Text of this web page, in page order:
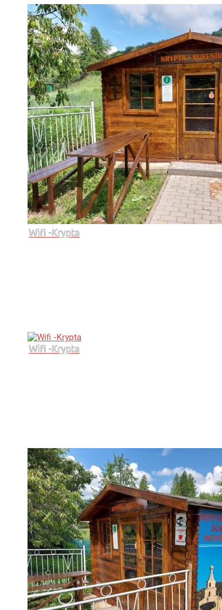
Wifi -Krypta
Wifi -Krypta